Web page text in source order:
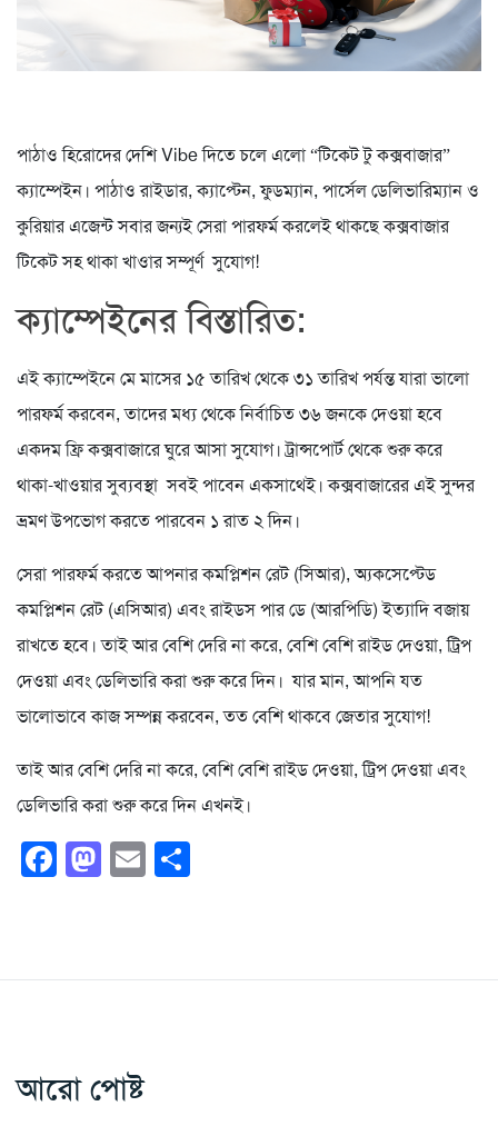
পাঠাও হিরোদের দেশি Vibe দিতে চলে এলো “টিকেট টু কক্সবাজার”
ক্যাম্পেইন। পাঠাও রাইডার, ক্যাপ্টেন, ফুডম্যান, পার্সেল ডেলিভারিম্যান ও
কুরিয়ার এজেন্ট সবার জন্যই সেরা পারফর্ম করলেই থাকছে কক্সবাজার
টিকেট সহ থাকা খাওার সম্পূর্ণ সুযোগ!
ক্যাম্পেইনের বিস্তারিত:
এই ক্যাম্পেইনে মে মাসের ১৫ তারিখ থেকে ৩১ তারিখ পর্যন্ত যারা ভালো
পারফর্ম করবেন, তাদের মধ্য থেকে নির্বাচিত ৩৬ জনকে দেওয়া হবে
একদম ফ্রি কক্সবাজারে ঘুরে আসা সুযোগ। ট্রান্সপোর্ট থেকে শুরু করে
থাকা-খাওয়ার সুব্যবস্থা সবই পাবেন একসাথেই। কক্সবাজারের এই সুন্দর
ভ্রমণ উপভোগ করতে পারবেন ১ রাত ২ দিন।
সেরা পারফর্ম করতে আপনার কমপ্লিশন রেট (সিআর), অ্যকসেপ্টেড
কমপ্লিশন রেট (এসিআর) এবং রাইডস পার ডে (আরপিডি) ইত্যাদি বজায়
রাখতে হবে। তাই আর বেশি দেরি না করে, বেশি বেশি রাইড দেওয়া, ট্রিপ
দেওয়া এবং ডেলিভারি করা শুরু করে দিন। যার মান, আপনি যত
ভালোভাবে কাজ সম্পন্ন করবেন, তত বেশি থাকবে জেতার সুযোগ!
তাই আর বেশি দেরি না করে, বেশি বেশি রাইড দেওয়া, ট্রিপ দেওয়া এবং
ডেলিভারি করা শুরু করে দিন এখনই।
Facebook
Mastodon
Email
আরো পোষ্ট